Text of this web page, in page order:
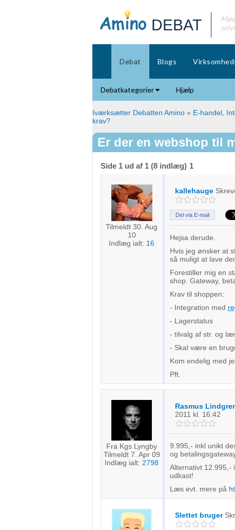
DEBAT
Debat Blogs
Debatkategorier Hjælp
Iværksætter Debatten Amino » E-handel,
krav?
Er der en webshop til
Side 1 ud af 1 (8 indlæg) 1
Tilmeldt 30. Aug
10
Indlæg ialt: 16
kallehauge
Del via E-mail
Hejsa derude.
Hvis jeg ønsker at
så muligt at lave
Forestiller mig en
shop. Gateway,
Krav til shoppen:
- Integration med
- Lagerstatus
- tilvalg af str. og
- Skal være en
Kom endelig med
Pft.
Fra Kgs Lyngby
Tilmeldt 7. Apr 09
Indlæg ialt: 2798
Rasmus
2011 kl. 16:42
9.995,- inkl unikt
og
Alternativt 12.995,-
udkast!
Læs evt. mere på
Slettet bruger